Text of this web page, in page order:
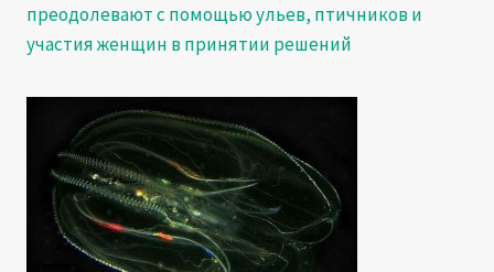
преодолевают с помощью ульев, птичников и
участия женщин в принятии решений